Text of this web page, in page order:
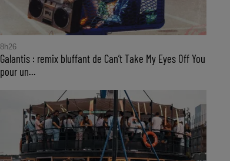
8h26
Galantis : remix bluffant de Can’t Take My Eyes Off You
pour un...